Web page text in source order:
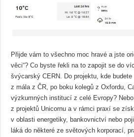
Přijde vám to všechno moc hravé a jste
věci“? Co byste řekli na to zapojit se do
švýcarský CERN. Do projektu, kde
z mála z ČR, po boku kolegů z Oxfordu,
výzkumných institucí z celé Evropy?
z projektů Unicornu a v rámci praxí se
v oblasti energetiky, bankovnictví nebo
láká do některé ze světových korporací,